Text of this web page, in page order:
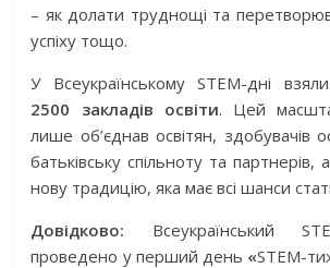
– як долати труднощі та
успіху тощо.
У Всеукраїнському STEM-дні
2500 закладів освіти. Цей
лише об’єднав освітян, здобувачів
батьківську спільноту та партнерів,
нову традицію, яка має всі шанси
Довідково: Всеукраїнський
проведено у перший день «STEM-